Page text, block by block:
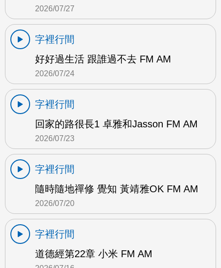
2026/07/27
字裡行間
好好過生活 跟誰過不去 FM AM
2026/07/24
字裡行間
回家的路很長1 卓雅和Jasson FM AM
2026/07/23
字裡行間
隨時隨地禪修 覺知 黃靖雅OK FM AM
2026/07/20
字裡行間
道德經第22章 小米 FM AM